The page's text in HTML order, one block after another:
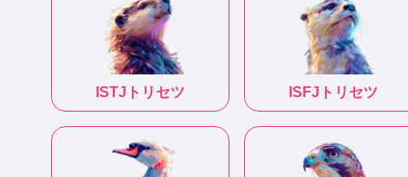
ISTJ トリセツ ISFJ トリセツ